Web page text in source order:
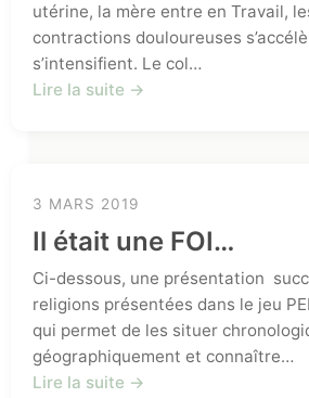
utérine, la mère entre en Travail,
contractions douloureuses
s’intensifient. Le col…
Lire la suite →
3 MARS 2019
Il était une FOI…
Ci-dessous, une présentation
religions présentées dans le jeu
qui permet de les situer
géographiquement et connaître…
Lire la suite →